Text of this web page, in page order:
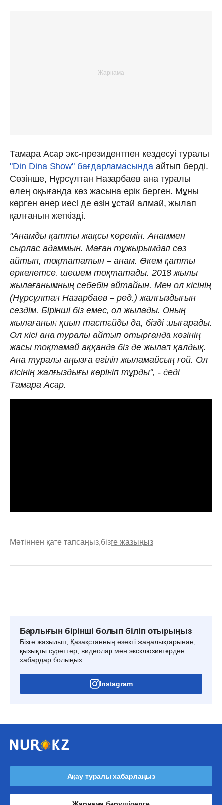
Тамара Асар экс-президентпен кездесуі туралы
"Din Dina Show" бағдарламасында айтып берді.
Сөзінше, Нұрсұлтан Назарбаев ана туралы
өлең оқығанда көз жасына ерік берген. Мұны
көрген өнер иесі де өзін ұстай алмай, жылап
қалғанын жеткізді.
"Анамды қатты жақсы көремін. Анаммен
сырлас адаммын. Маған тұжырымдап сөз
айтып, тоқтататын – анам. Әкем қатты
еркелетсе, шешем тоқтатады. 2018 жылы
жылағанымның себебін айтайын. Мен ол кісінің
(Нұрсұлтан Назарбаев – ред.) жалғыздығын
сездім. Бірінші біз емес, ол жылады. Оның
жылағанын қиып тастайды да, бізді шығарады.
Ол кісі ана туралы айтып отырғанда көзінің
жасы тоқтамай аққанда біз де жылап қалдық.
Ана туралы аңызға егіліп жыламайсың ғой. Ол
кісінің жалғыздығы көрініп тұрды", - деді
Тамара Асар.
Мәтіннен қате тапсаңыз,бізге жазыңыз
Барлығын бірінші болып біліп отырыңыз
Бізге жазылып, Қазақстанның өзекті жаңалықтарынан,
қызықты суреттер, видеолар мен эксклюзивтерден
хабардар болыңыз.
Instagram
Ақау туралы хабарлаңыз